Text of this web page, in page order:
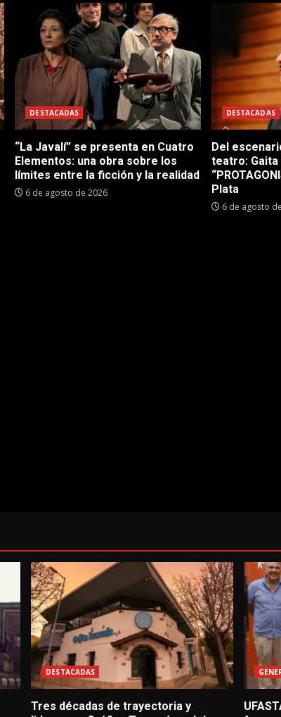
DESTACADAS
“La Javalí” se presenta en Cuatro
Elementos: una obra sobre los
límites entre la ficción y la realidad
6 de agosto de 2026
DESTACADAS
Del
teatro:
Plata
6 de agosto
DESTACADAS
Tres décadas de trayectoria y